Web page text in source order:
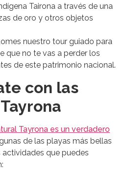
Tairona a través de una
de oro y otros objetos
nuestro tour guiado para
que no te vas a perder los
de este patrimonio nacional.
con las
Tayrona es un verdadero
de las playas más bellas
que puedes